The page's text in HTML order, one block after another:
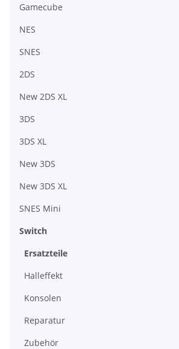
Gamecube
NES
SNES
2DS
New 2DS XL
3DS
3DS XL
New 3DS
New 3DS XL
SNES Mini
Switch
Ersatzteile
Halleffekt
Konsolen
Reparatur
Zubehör